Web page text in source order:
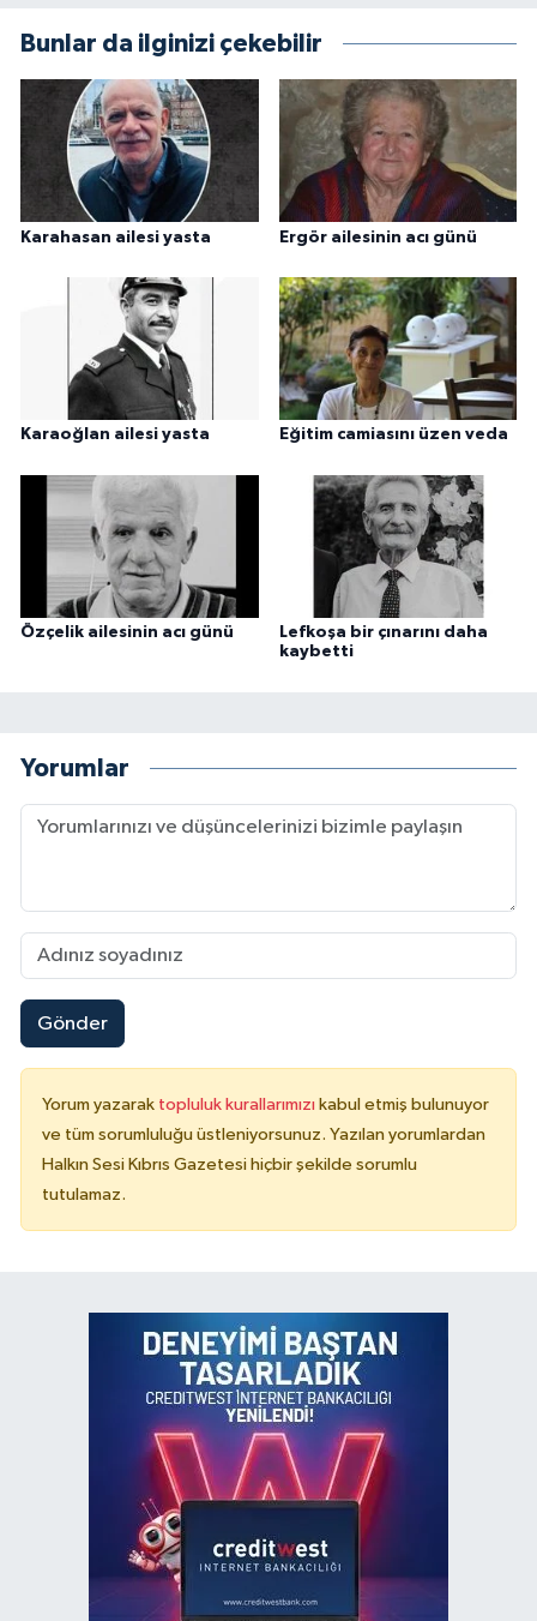
Bunlar da ilginizi çekebilir
Karahasan ailesi yasta Ergör ailesinin acı günü
Karaoğlan ailesi yasta Eğitim camiasını üzen veda
Özçelik ailesinin acı günü
Lefkoşa bir çınarını daha
kaybetti
Yorumlar
Gönder
Yorum yazarak topluluk kurallarımızı kabul etmiş bulunuyor
ve tüm sorumluluğu üstleniyorsunuz. Yazılan yorumlardan
Halkın Sesi Kıbrıs Gazetesi hiçbir şekilde sorumlu
tutulamaz.